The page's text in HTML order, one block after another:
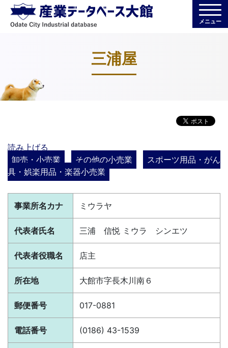
メニュー
三浦屋
読み上げる
卸売・小売業
その他の小売業
スポーツ用品・がん
具・娯楽用品・楽器小売業
事業所名カナ ミウラヤ
代表者氏名 三浦 信悦 ミウラ シンエツ
代表者役職名 店主
所在地 大館市字長木川南６
郵便番号 017-0881
電話番号 (0186) 43-1539